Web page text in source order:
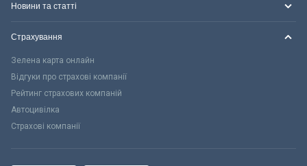
Новини та статті
Страхування
Зелена карта онлайн
Відгуки про страхові компанії
Рейтинг страхових компаній
Автоцивілка
Страхові компанії